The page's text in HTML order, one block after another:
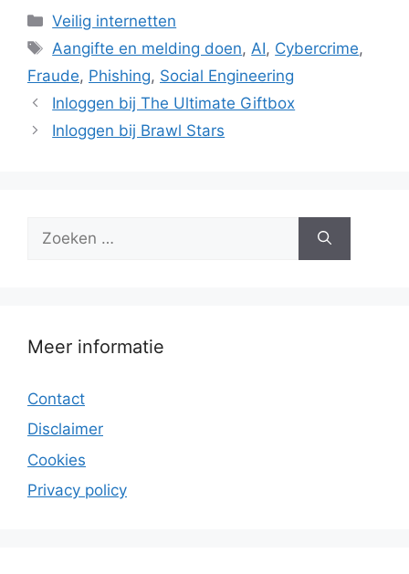
Categorieën
Veilig internetten
Tags
Aangifte en melding doen, AI, Cybercrime,
Fraude, Phishing, Social Engineering
Inloggen bij The Ultimate Giftbox
Inloggen bij Brawl Stars
naar:
Meer informatie
Contact
Disclaimer
Cookies
Privacy policy